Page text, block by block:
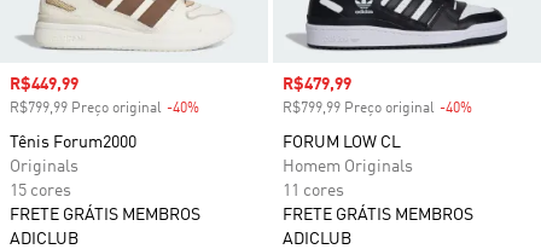
Preço com desconto
R$449,99
R$799,99 Preço original -40%
Tênis Forum2000
Originals
15 cores
FRETE GRÁTIS MEMBROS
ADICLUB
Preço com desconto
R$479,99
R$799,99 Preço original -40%
FORUM LOW CL
Homem Originals
11 cores
FRETE GRÁTIS MEMBROS
ADICLUB